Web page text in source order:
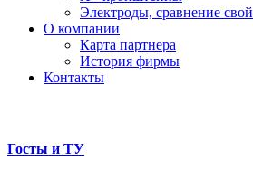
Электроды, сравнение
О компании
Карта партнера
История фирмы
Контакты
Госты и ТУ